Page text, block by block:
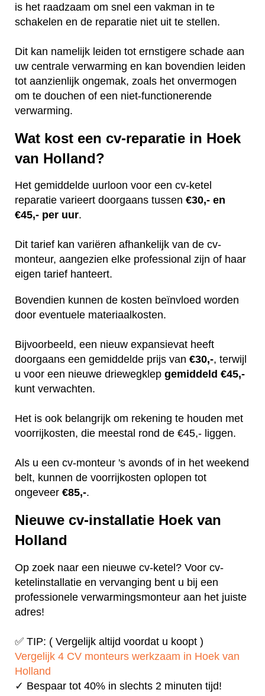
is het raadzaam om snel een vakman in te
schakelen en de reparatie niet uit te stellen.
Dit kan namelijk leiden tot ernstigere schade aan
uw centrale verwarming en kan bovendien leiden
tot aanzienlijk ongemak, zoals het onvermogen
om te douchen of een niet-functionerende
verwarming.
Wat kost een cv-reparatie in Hoek
van Holland?
Het gemiddelde uurloon voor een cv-ketel
reparatie varieert doorgaans tussen €30,- en
€45,- per uur.
Dit tarief kan variëren afhankelijk van de cv-
monteur, aangezien elke professional zijn of haar
eigen tarief hanteert.
Bovendien kunnen de kosten beïnvloed worden
door eventuele materiaalkosten.
Bijvoorbeeld, een nieuw expansievat heeft
doorgaans een gemiddelde prijs van €30,-, terwijl
u voor een nieuwe driewegklep gemiddeld €45,-
kunt verwachten.
Het is ook belangrijk om rekening te houden met
voorrijkosten, die meestal rond de €45,- liggen.
Als u een cv-monteur 's avonds of in het weekend
belt, kunnen de voorrijkosten oplopen tot
ongeveer €85,-.
Nieuwe cv-installatie Hoek van
Holland
Op zoek naar een nieuwe cv-ketel? Voor cv-
ketelinstallatie en vervanging bent u bij een
professionele verwarmingsmonteur aan het juiste
adres!
✅ TIP: ( Vergelijk altijd voordat u koopt )
Vergelijk 4 CV monteurs werkzaam in Hoek van
Holland
✓ Bespaar tot 40% in slechts 2 minuten tijd!